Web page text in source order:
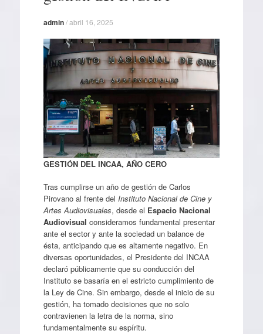
admin/abril 16, 2025
GESTIÓN DEL INCAA, AÑO CERO
Tras cumplirse un año de gestión de Carlos
Pirovano al frente del Instituto Nacional de Cine y
Artes Audiovisuales, desde el Espacio Nacional
Audiovisual consideramos fundamental presentar
ante el sector y ante la sociedad un balance de
ésta, anticipando que es altamente negativo. En
diversas oportunidades, el Presidente del INCAA
declaró públicamente que su conducción del
Instituto se basaría en el estricto cumplimiento de
la Ley de Cine. Sin embargo, desde el inicio de su
gestión, ha tomado decisiones que no solo
contravienen la letra de la norma, sino
fundamentalmente su espíritu.